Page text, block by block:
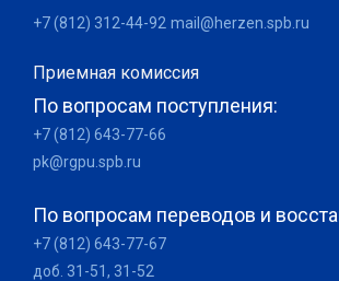
+7 (812) 312-44-92 mail@herzen.spb.ru
Приемная комиссия
По вопросам поступления:
+7 (812) 643-77-66
pk@rgpu.spb.ru
По вопросам переводов и
+7 (812) 643-77-67
доб. 31-51, 31-52